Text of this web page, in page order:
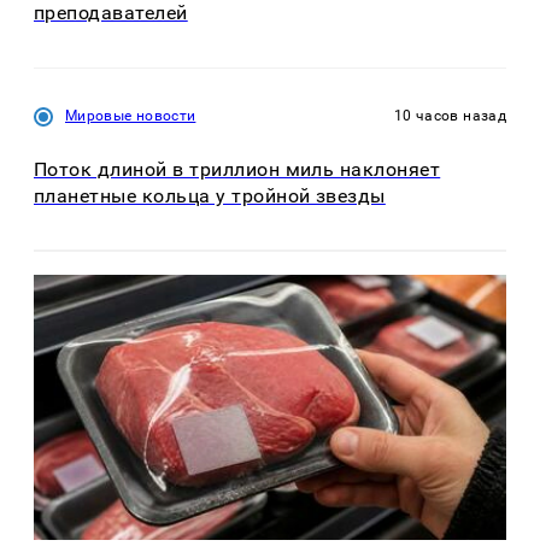
преподавателей
Мировые новости 10 часов назад
Поток длиной в триллион миль наклоняет
планетные кольца у тройной звезды